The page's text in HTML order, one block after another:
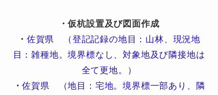
・仮杭設置及び図面作成
・ 佐賀県 （登記記録の地目：山林、現況地
目：雑種地。境界標なし、対象地及び隣接地は
全て更地。）
・佐賀県 （地目：宅地。境界標一部あり、隣